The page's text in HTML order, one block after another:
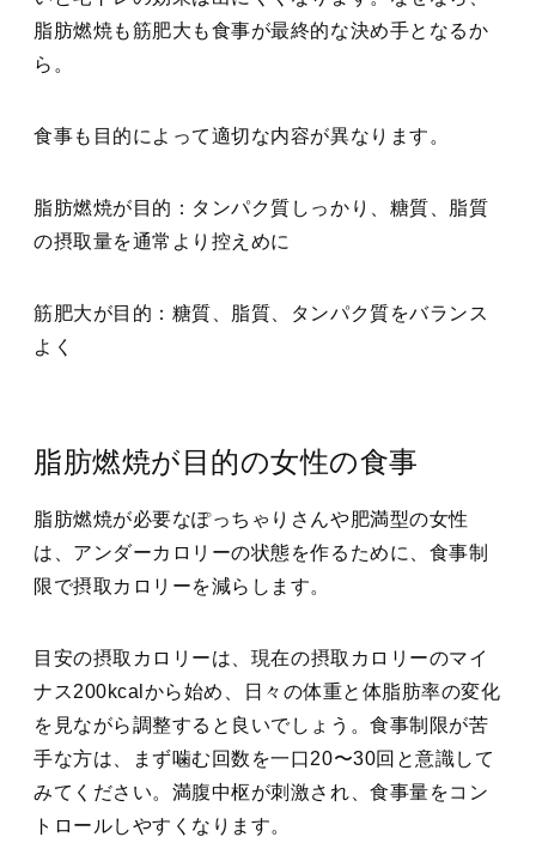
脂肪燃焼も筋肥大も食事が最終的な決め手となるか
ら 。
食事も目的によって適切な内容が異なります。
脂肪燃焼が目的：タンパク質しっかり、糖質、脂質
の摂取量を通常より控えめに
筋肥大が目的：糖質、脂質、タンパク質をバランス
よく
脂肪燃焼が目的の女性の食事
脂肪燃焼が必要なぽっちゃりさんや肥満型の女性
は、アンダーカロリーの状態を作るために、食事制
限で摂取カロリーを減らします。
目安の摂取カロリーは、 現在の摂取カロリーのマイ
ナス200kcal から始め、日々の体重と体脂肪率の変化
を見ながら調整すると良いでしょう。食事制限が苦
手な方は、まず噛む回数を一口20〜30回と意識して
みてください。満腹中枢が刺激され、食事量をコン
トロールしやすくなります。